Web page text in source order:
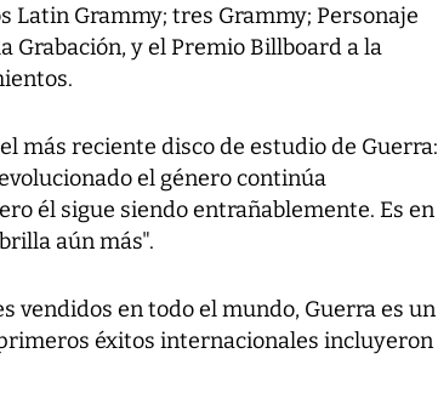
Latin Grammy; tres Grammy; Personaje
Grabación, y el Premio Billboard a la
más reciente disco de estudio de Guerra:
el género continúa
él sigue siendo entrañablemente. Es en
aún más".
vendidos en todo el mundo, Guerra es un
éxitos internacionales incluyeron